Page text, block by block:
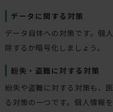
データに関する対策
データ自体への対策です。個
除するか暗号化しましょう。
紛失・盗難に対する対策
紛失や盗難に対する対策も、
る対策の一つです。個人情報